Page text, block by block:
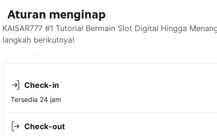
Aturan menginap
KAISAR777 #1 Tutorial Bermain Slot Digital Hingga
langkah berikutnya!
Lihat ketersediaan
Check-in
Tersedia 24 jam
Check-out